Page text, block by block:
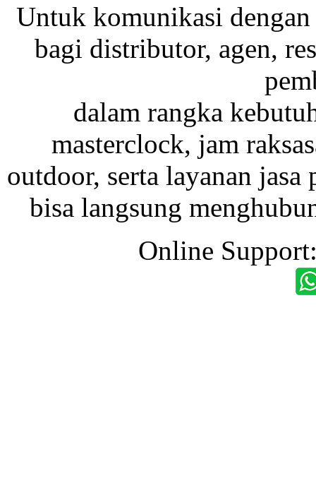
Untuk komunikasi dengan
bagi distributor, agen,
dalam rangka
masterclock, jam
outdoor, serta layanan
bisa langsung
Online